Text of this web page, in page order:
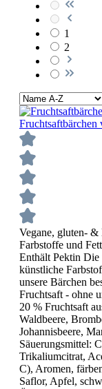
1
2
Fruchtsaftbärchen
Vegane, gluten- &
Farbstoffe und
Enthält Pektin Die
künstliche
unsere Bärchen
Fruchtsaft - ohne
20 % Fruchtsaft
Waldbeere,
Johannisbeere,
Säuerungsmittel:
Trikaliumcitrat,
C), Aromen,
Saflor, Apfel,